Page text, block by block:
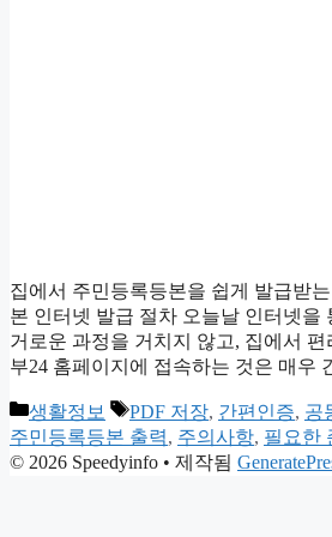
집에서 주민등록등본을 쉽게 발급받
본 인터넷 발급 절차 오늘날 인터넷을
거로운 과정을 거치지 않고, 집에서
부24 홈페이지에 접속하는 것은 매우
카
테
고
생활정보
태
그
PDF 저장, 간편인증, 공
주민등록등본 출력, 주의사항, 필요한
© 2026 Speedyinfo • 제작됨